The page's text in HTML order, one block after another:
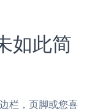
如此简
栏，页脚或您喜